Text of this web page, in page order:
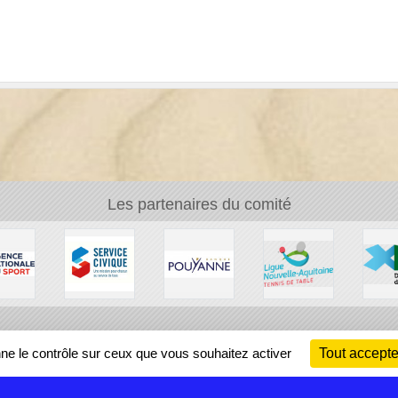
Les partenaires du comité
le contrôle sur ceux que vous souhaitez activer Tout